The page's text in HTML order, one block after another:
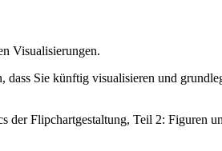
Visualisierungen.
Sie künftig visualisieren und
der Flipchartgestaltung, Teil 2: Figuren